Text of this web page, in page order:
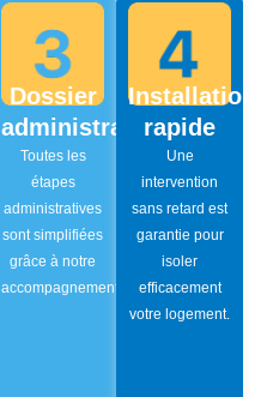
Dossier
administratif
Toutes les
étapes
administratives
sont simplifiées
grâce à notre
accompagnement.
Installation
rapide
Une
intervention
sans retard est
garantie pour
isoler
efficacement
votre logement.